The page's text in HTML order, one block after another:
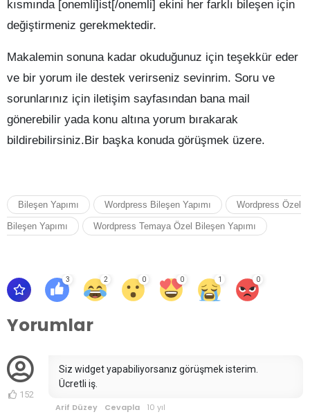
kısmında [onemli]ist[/onemli] ekini her farklı bileşen için
değiştirmeniz gerekmektedir.
Makalemin sonuna kadar okuduğunuz için teşekkür eder
ve bir yorum ile destek verirseniz sevinrim. Soru ve
sorunlarınız için iletişim sayfasından bana mail
gönerebilir yada konu altına yorum bırakarak
bildirebilirsiniz.Bir başka konuda görüşmek üzere.
Bileşen Yapımı Wordpress Bileşen Yapımı Wordpress Özel
Bileşen Yapımı Wordpress Temaya Özel Bileşen Yapımı
3 2 0 0 1 0
Yorumlar
152
Siz widget yapabiliyorsanız görüşmek isterim.
Ücretli iş.
Arif Düzey Cevapla 10 yıl